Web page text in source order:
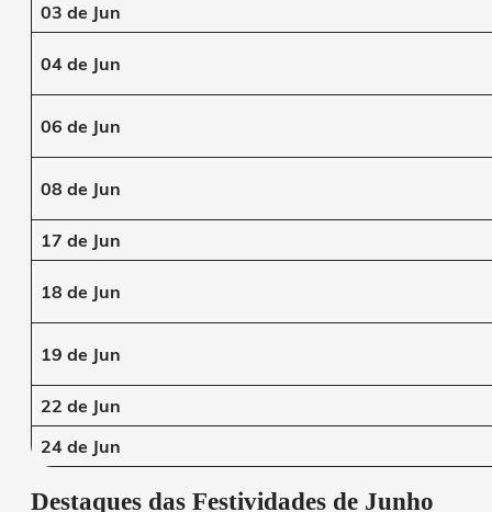
03 de Jun
04 de Jun
06 de Jun
08 de Jun
17 de Jun
18 de Jun
19 de Jun
22 de Jun
24 de Jun
Destaques das Festividades de Junho